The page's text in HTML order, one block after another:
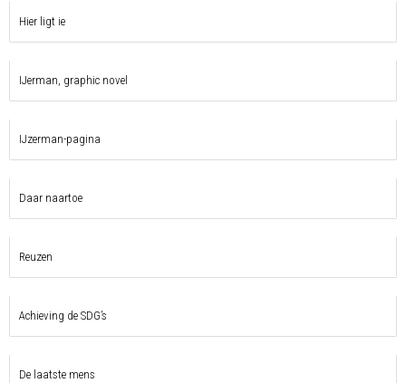
Hier ligt ie
IJerman, graphic novel
IJzerman-pagina
Daar naartoe
Reuzen
Achieving de SDG’s
De laatste mens